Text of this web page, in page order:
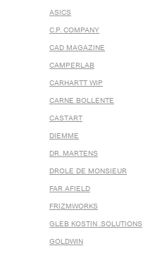
ASICS
C.P. COMPANY
CAD MAGAZINE
CAMPERLAB
CARHARTT WIP
CARNE BOLLENTE
CASTART
DIEMME
DR. MARTENS
DROLE DE MONSIEUR
FAR AFIELD
FRIZMWORKS
GLEB KOSTIN .SOLUTIONS
GOLDWIN